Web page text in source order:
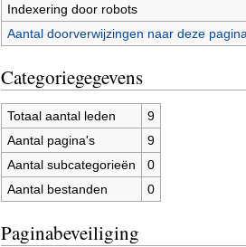
Indexering door robots
Aantal doorverwijzingen naar deze
Categoriegegevens
Totaal aantal leden
9
Aantal pagina's
9
Aantal subcategorieën
0
Aantal bestanden
0
Paginabeveiliging